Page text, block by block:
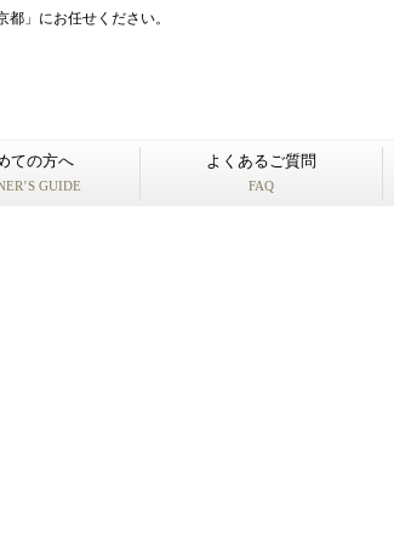
」にお任せください。
ての方へ
GUIDE
よくあるご質問
FAQ